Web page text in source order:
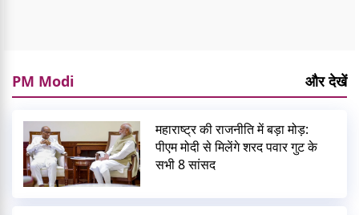
PM Modi और देखें
महाराष्ट्र की राजनीति में बड़ा मोड़:
पीएम मोदी से मिलेंगे शरद पवार गुट के
सभी 8 सांसद